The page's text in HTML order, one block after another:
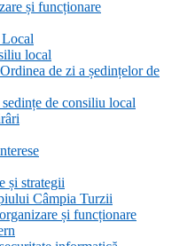
și funcționare
local
de zi a ședințelor de
de consiliu local
și strategii
Câmpia Turzii
și funcționare